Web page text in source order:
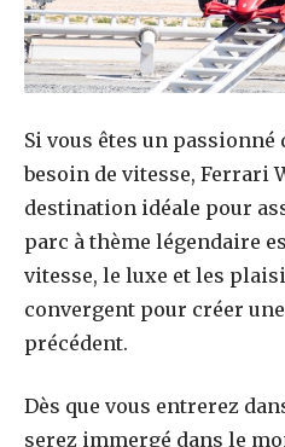
Si vous êtes un passionné
besoin de vitesse, Ferrari
destination idéale pour
parc à thème légendaire
vitesse, le luxe et les
convergent pour créer
précédent.
Dès que vous entrerez
serez immergé dans le